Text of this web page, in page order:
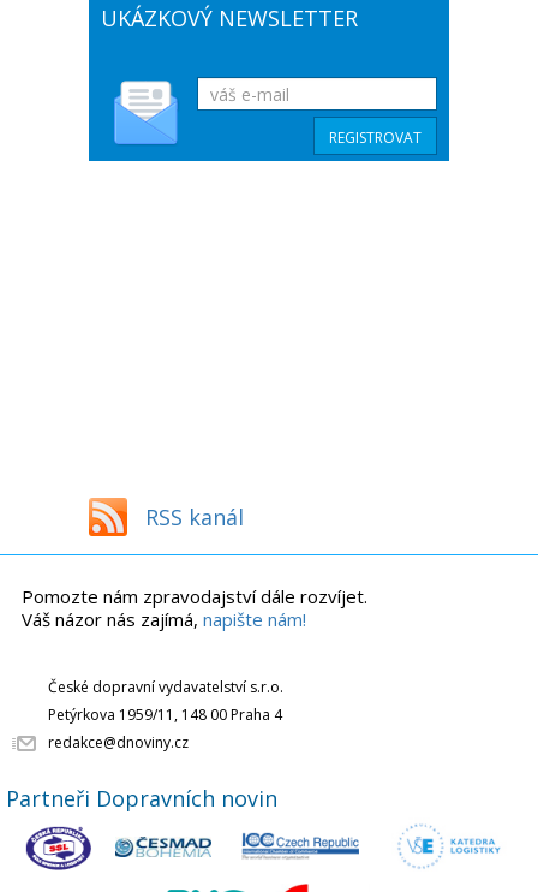
UKÁZKOVÝ NEWSLETTER
RSS kanál
Pomozte nám zpravodajství dále rozvíjet.
Váš názor nás zajímá, napište nám!
České dopravní vydavatelství s.r.o.
Petýrkova 1959/11, 148 00 Praha 4
redakce@dnoviny.cz
Partneři Dopravních novin